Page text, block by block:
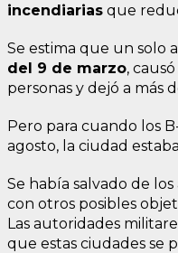
incendiarias que
Se estima que un solo
del 9 de marzo,
personas y dejó a más
Pero para cuando los
agosto, la ciudad
Se había salvado de
con otros posibles
Las autoridades
que estas ciudades se